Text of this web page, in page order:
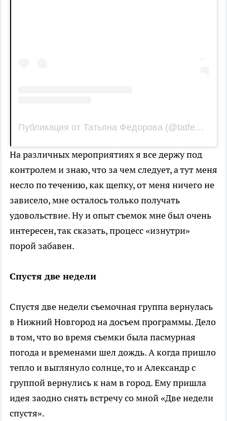
Публикация от Татьяна Федорова (@tatfedorovann)
На различных мероприятиях я все держу под
контролем и знаю, что за чем следует, а тут меня
несло по течению, как щепку, от меня ничего не
зависело, мне осталось только получать
удовольствие. Ну и опыт съемок мне был очень
интересен, так сказать, процесс «изнутри»
порой забавен.
Спустя две недели
Спустя две недели съемочная группа вернулась
в Нижний Новгород на досъем программы. Дело
в том, что во время съемки была пасмурная
погода и временами шел дождь. А когда пришло
тепло и выглянуло солнце, то и Александр с
группой вернулись к нам в город. Ему пришла
идея заодно снять встречу со мной «Две недели
спустя».